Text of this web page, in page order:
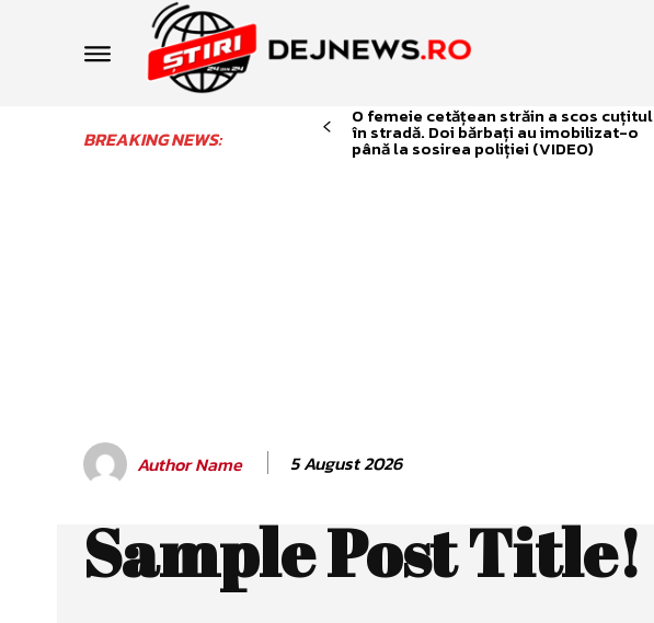
BREAKING NEWS:
O femeie cetățean străin a scos cuțitul
în stradă. Doi bărbați au imobilizat-o
până la sosirea poliției (VIDEO)
Author Name 5 August 2026
Sample Post Title!